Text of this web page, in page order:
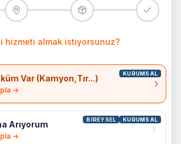
hizmeti almak istiyorsunuz?
KURUMSAL
Var (Kamyon,Tır...)
→
BIREYSEL KURUMSAL
Arıyorum
→